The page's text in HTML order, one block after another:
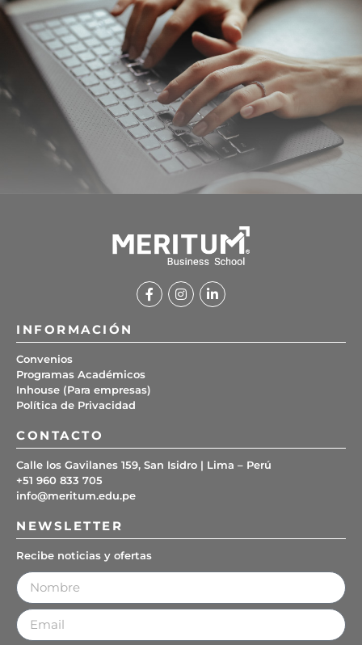
INFORMACIÓN
Convenios
Programas Académicos
Inhouse (Para empresas)
Política de Privacidad
CONTACTO
Calle los Gavilanes 159, San Isidro | Lima – Perú
+51 960 833 705
info@meritum.edu.pe
NEWSLETTER
Recibe noticias y ofertas